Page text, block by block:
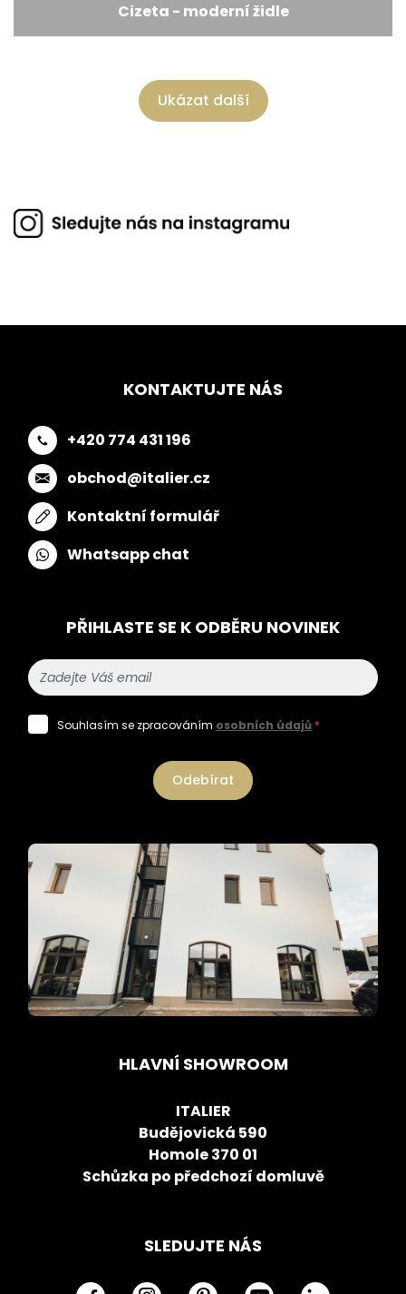
Cizeta - moderní židle
Ukázat další
KONTAKTUJTE NÁS
+420 774 431 196
obchod@italier.cz
Kontaktní formulář
Whatsapp chat
PŘIHLASTE SE K ODBĚRU NOVINEK
Souhlasím se zpracováním osobních údajů *
Odebírat
HLAVNÍ SHOWROOM
ITALIER
Budějovická 590
Homole 370 01
Schůzka po předchozí domluvě
SLEDUJTE NÁS